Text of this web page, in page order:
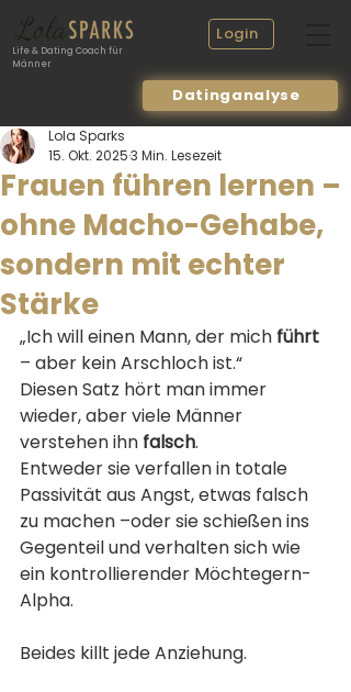
Datinganalyse
Life & Dating Coach für
Männer
Login
Frauen führen lernen –
ohne Macho-Gehabe,
sondern mit echter
Stärke
Lola Sparks
15. Okt. 20253 Min. Lesezeit
„Ich will einen Mann, der mich führt
– aber kein Arschloch ist.“
Diesen Satz hört man immer
wieder, aber viele Männer
verstehen ihn falsch.
Entweder sie verfallen in totale
Passivität aus Angst, etwas falsch
zu machen –oder sie schießen ins
Gegenteil und verhalten sich wie
ein kontrollierender Möchtegern-
Alpha.
Beides killt jede Anziehung.